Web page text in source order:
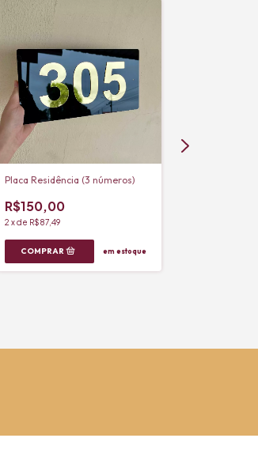
Placa Residência (3 números)
R$150,00
2 xde R$87,49
em estoque